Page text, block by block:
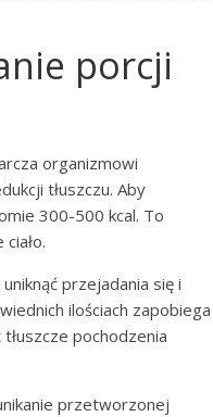
porcji
organizmowi
tłuszczu. Aby
300-500 kcal. To
przejadania się i
ilościach zapobiega
pochodzenia
przetworzonej